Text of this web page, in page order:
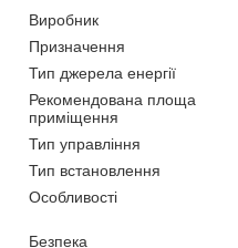
Виробник
Призначення
Тип джерела енергії
Рекомендована площа
приміщення
Тип управління
Тип встановлення
Особливості
Безпека